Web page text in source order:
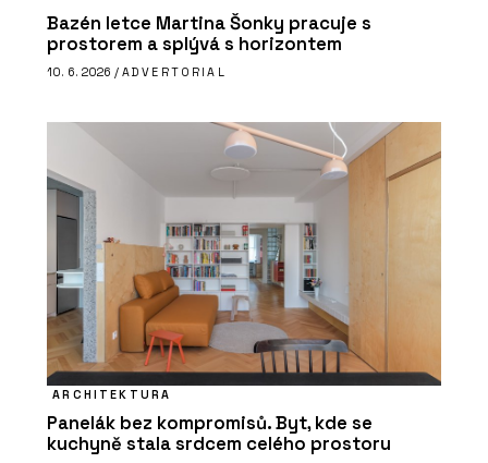
Bazén letce Martina Šonky pracuje s
prostorem a splývá s horizontem
10. 6. 2026 / ADVERTORIAL
ARCHITEKTURA
Panelák bez kompromisů. Byt, kde se
kuchyně stala srdcem celého prostoru